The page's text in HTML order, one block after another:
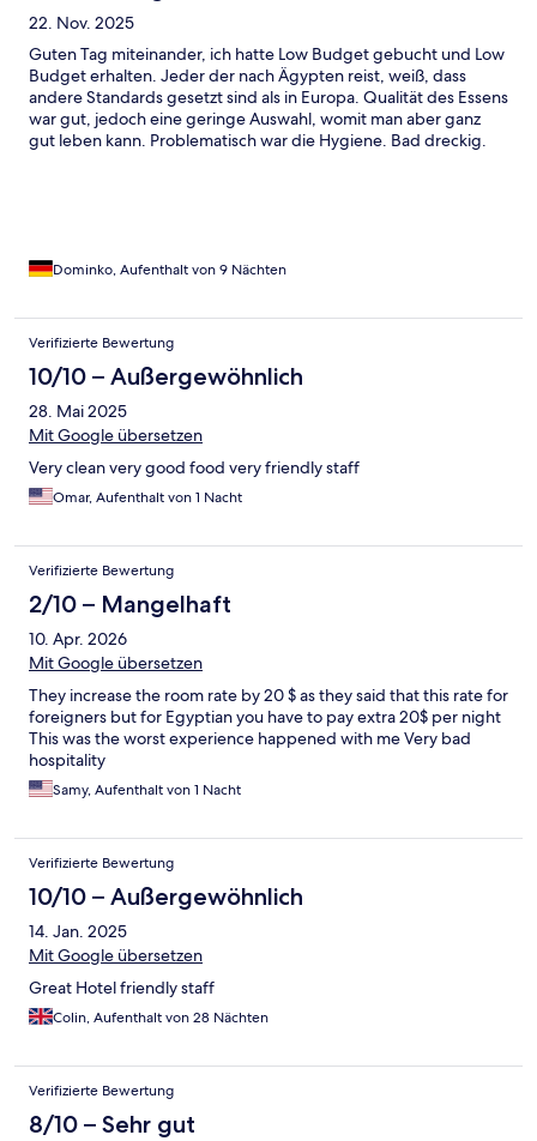
22. Nov. 2025
Guten Tag miteinander, ich hatte Low Budget gebucht und Low
Budget erhalten. Jeder der nach Ägypten reist, weiß, dass
andere Standards gesetzt sind als in Europa. Qualität des Essens
war gut, jedoch eine geringe Auswahl, womit man aber ganz
gut leben kann. Problematisch war die Hygiene. Bad dreckig.
Dominko, Aufenthalt von 9 Nächten
Verifizierte Bewertung
10/10 – Außergewöhnlich
28. Mai 2025
Mit Google übersetzen
Very clean very good food very friendly staff
Omar, Aufenthalt von 1 Nacht
Verifizierte Bewertung
2/10 – Mangelhaft
10. Apr. 2026
Mit Google übersetzen
They increase the room rate by 20 $ as they said that this rate for
foreigners but for Egyptian you have to pay extra 20$ per night
This was the worst experience happened with me Very bad
hospitality
Samy, Aufenthalt von 1 Nacht
Verifizierte Bewertung
10/10 – Außergewöhnlich
14. Jan. 2025
Mit Google übersetzen
Great Hotel friendly staff
Colin, Aufenthalt von 28 Nächten
Verifizierte Bewertung
8/10 – Sehr gut